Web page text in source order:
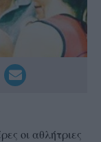
οι αθλήτριες